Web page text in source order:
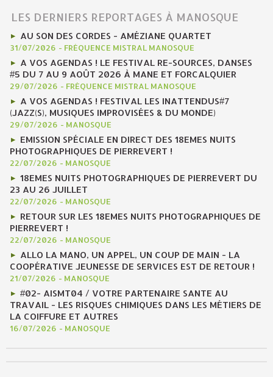
LES DERNIERS REPORTAGES À MANOSQUE
AU SON DES CORDES - AMÉZIANE QUARTET
31/07/2026 - FRÉQUENCE MISTRAL MANOSQUE
A VOS AGENDAS ! LE FESTIVAL RE-SOURCES, DANSES
#5 DU 7 AU 9 AOÛT 2026 À MANE ET FORCALQUIER
29/07/2026 - FRÉQUENCE MISTRAL MANOSQUE
A VOS AGENDAS ! FESTIVAL LES INATTENDUS#7
(JAZZ(S), MUSIQUES IMPROVISÉES & DU MONDE)
29/07/2026 - MANOSQUE
EMISSION SPÉCIALE EN DIRECT DES 18EMES NUITS
PHOTOGRAPHIQUES DE PIERREVERT !
22/07/2026 - MANOSQUE
18EMES NUITS PHOTOGRAPHIQUES DE PIERREVERT DU
23 AU 26 JUILLET
22/07/2026 - MANOSQUE
RETOUR SUR LES 18EMES NUITS PHOTOGRAPHIQUES DE
PIERREVERT !
22/07/2026 - MANOSQUE
ALLO LA MANO, UN APPEL, UN COUP DE MAIN - LA
COOPÉRATIVE JEUNESSE DE SERVICES EST DE RETOUR !
21/07/2026 - MANOSQUE
#02- AISMT04 / VOTRE PARTENAIRE SANTE AU
TRAVAIL - LES RISQUES CHIMIQUES DANS LES MÉTIERS DE
LA COIFFURE ET AUTRES
16/07/2026 - MANOSQUE